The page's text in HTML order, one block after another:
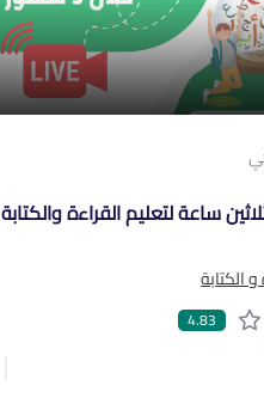
ساعة لتعليم القراءة والكتابة
الكتابة
4.83